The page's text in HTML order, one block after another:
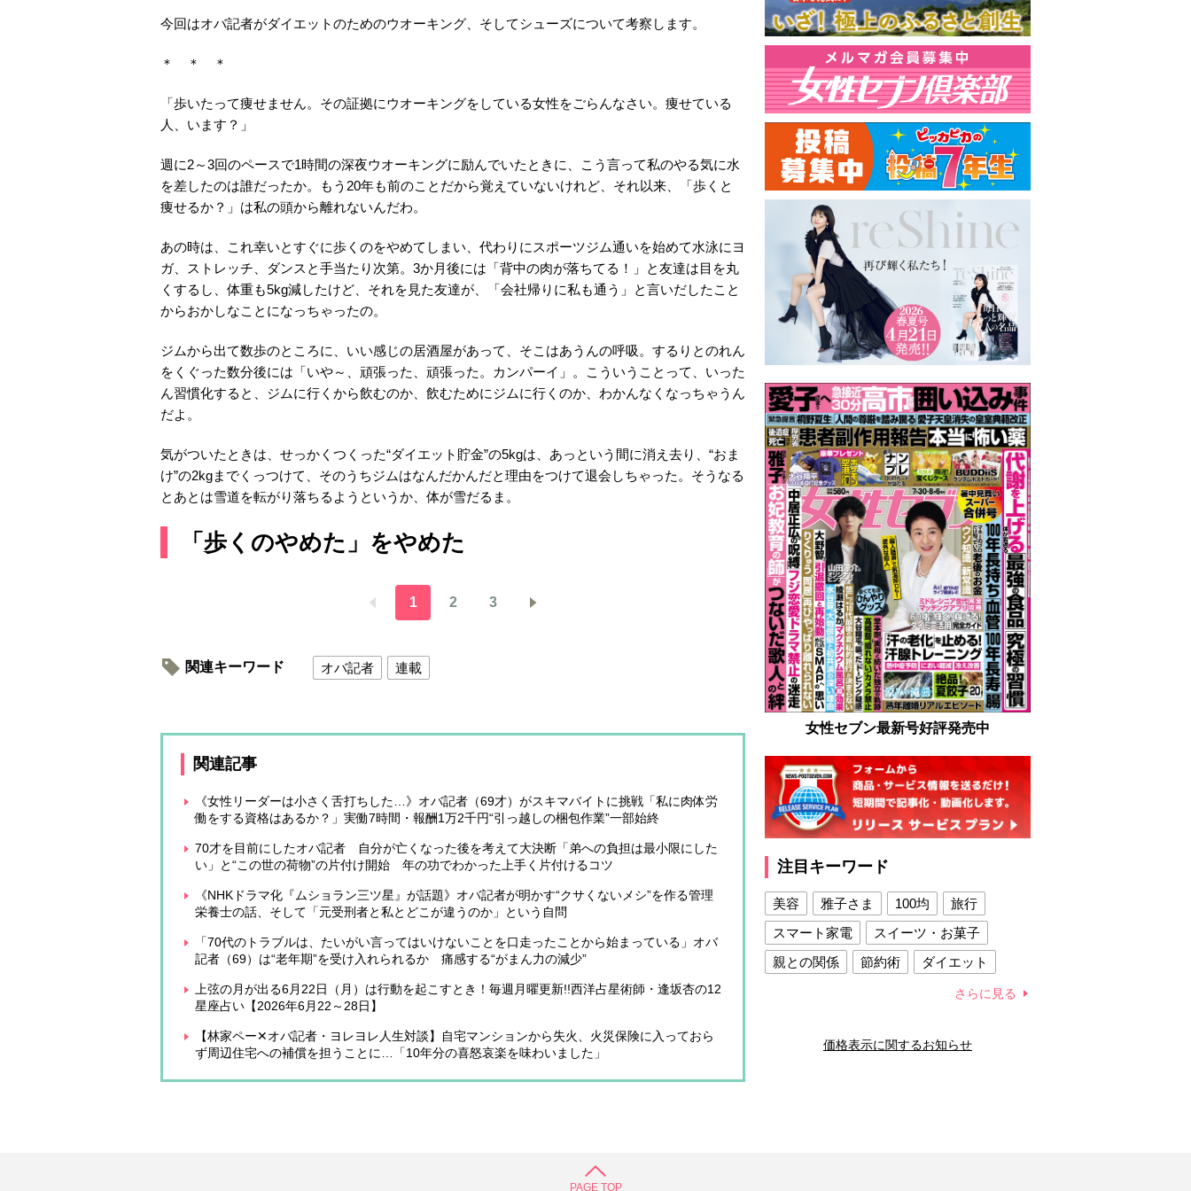
今回はオバ記者がダイエットのためのウオーキング、そしてシューズについて考察します。
＊ ＊ ＊
「歩いたって痩せません。その証拠にウオーキングをしている女性をごらんなさい。痩せている
人、います？」
週に2～3回のペースで1時間の深夜ウオーキングに励んでいたときに、こう言って私のやる気に水
を差したのは誰だったか。もう20年も前のことだから覚えていないけれど、それ以来、「歩くと
痩せるか？」は私の頭から離れないんだわ。
あの時は、これ幸いとすぐに歩くのをやめてしまい、代わりにスポーツジム通いを始めて水泳にヨ
ガ、ストレッチ、ダンスと手当たり次第。3か月後には「背中の肉が落ちてる！」と友達は目を丸
くするし、体重も5kg減したけど、それを見た友達が、「会社帰りに私も通う」と言いだしたこと
からおかしなことになっちゃったの。
ジムから出て数歩のところに、いい感じの居酒屋があって、そこはあうんの呼吸。するりとのれん
をくぐった数分後には「いや～、頑張った、頑張った。カンパーイ」。こういうことって、いった
ん習慣化すると、ジムに行くから飲むのか、飲むためにジムに行くのか、わかんなくなっちゃうん
だよ。
気がついたときは、せっかくつくった“ダイエット貯金”の5kgは、あっという間に消え去り、“おま
け”の2kgまでくっつけて、そのうちジムはなんだかんだと理由をつけて退会しちゃった。そうなる
とあとは雪道を転がり落ちるようというか、体が雪だるま。
「歩くのやめた」をやめた
1 2 3
関連キーワード オバ記者 連載
関連記事
《女性リーダーは小さく舌打ちした…》オバ記者（69才）がスキマバイトに挑戦「私に肉体労
働をする資格はあるか？」実働7時間・報酬1万2千円“引っ越しの梱包作業”一部始終
70才を目前にしたオバ記者 自分が亡くなった後を考えて大決断「弟への負担は最小限にした
い」と“この世の荷物”の片付け開始 年の功でわかった上手く片付けるコツ
《NHKドラマ化『ムショラン三ツ星』が話題》オバ記者が明かす“クサくないメシ”を作る管理
栄養士の話、そして「元受刑者と私とどこが違うのか」という自問
「70代のトラブルは、たいがい言ってはいけないことを口走ったことから始まっている」オバ
記者（69）は“老年期”を受け入れられるか 痛感する“がまん力の減少”
上弦の月が出る6月22日（月）は行動を起こすとき！毎週月曜更新!!西洋占星術師・逢坂杏の12
星座占い【2026年6月22～28日】
【林家ペー✕オバ記者・ヨレヨレ人生対談】自宅マンションから失火、火災保険に入っておら
ず周辺住宅への補償を担うことに…「10年分の喜怒哀楽を味わいました」
女性セブン最新号好評発売中
注目キーワード
美容 雅子さま 100均
旅行
スマート家電
スイーツ・お菓子
親との関係
節約術
ダイエット
夫との関係
新津春子 どか食い
さらに見る
価格表示に関するお知らせ
PAGE TOP